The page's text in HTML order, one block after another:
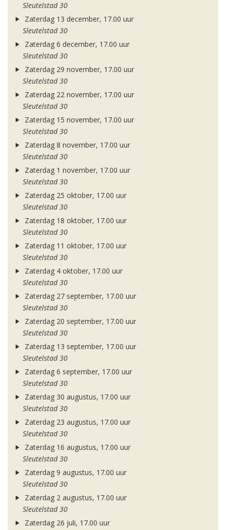
Sleutelstad 30
Zaterdag 13 december, 17.00 uur
Sleutelstad 30
Zaterdag 6 december, 17.00 uur
Sleutelstad 30
Zaterdag 29 november, 17.00 uur
Sleutelstad 30
Zaterdag 22 november, 17.00 uur
Sleutelstad 30
Zaterdag 15 november, 17.00 uur
Sleutelstad 30
Zaterdag 8 november, 17.00 uur
Sleutelstad 30
Zaterdag 1 november, 17.00 uur
Sleutelstad 30
Zaterdag 25 oktober, 17.00 uur
Sleutelstad 30
Zaterdag 18 oktober, 17.00 uur
Sleutelstad 30
Zaterdag 11 oktober, 17.00 uur
Sleutelstad 30
Zaterdag 4 oktober, 17.00 uur
Sleutelstad 30
Zaterdag 27 september, 17.00 uur
Sleutelstad 30
Zaterdag 20 september, 17.00 uur
Sleutelstad 30
Zaterdag 13 september, 17.00 uur
Sleutelstad 30
Zaterdag 6 september, 17.00 uur
Sleutelstad 30
Zaterdag 30 augustus, 17.00 uur
Sleutelstad 30
Zaterdag 23 augustus, 17.00 uur
Sleutelstad 30
Zaterdag 16 augustus, 17.00 uur
Sleutelstad 30
Zaterdag 9 augustus, 17.00 uur
Sleutelstad 30
Zaterdag 2 augustus, 17.00 uur
Sleutelstad 30
Zaterdag 26 juli, 17.00 uur